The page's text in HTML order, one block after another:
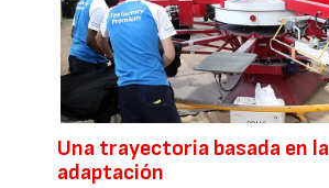
Una trayectoria basada en la
adaptación